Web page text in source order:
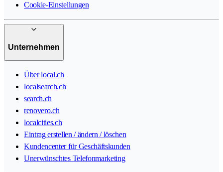
Cookie-Einstellungen
Unternehmen
Über local.ch
localsearch.ch
search.ch
renovero.ch
localcities.ch
Eintrag erstellen / ändern / löschen
Kundencenter für Geschäftskunden
Unerwünschtes Telefonmarketing